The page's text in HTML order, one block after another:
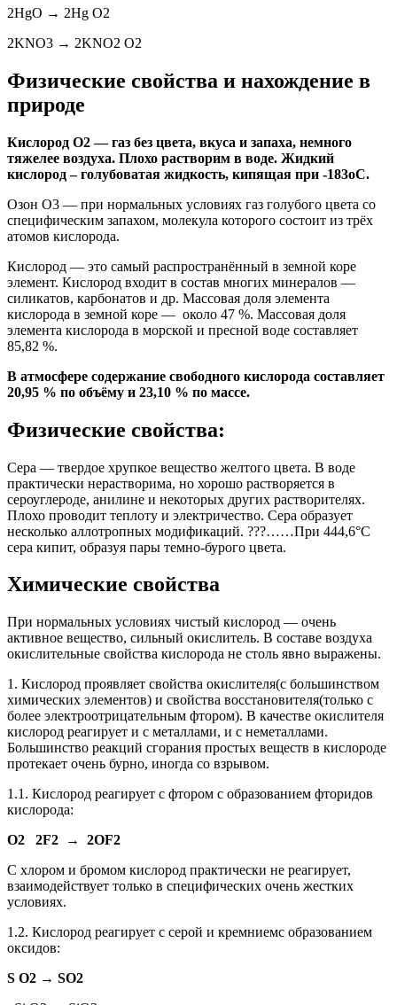
2HgO → 2Hg O2
2KNO3 → 2KNO2 O2
Физические свойства и нахождение в
природе
Кислород О2 — газ без цвета, вкуса и запаха, немного
тяжелее воздуха. Плохо растворим в воде. Жидкий
кислород – голубоватая жидкость, кипящая при -183оС.
Озон О3 — при нормальных условиях газ голубого цвета со
специфическим запахом, молекула которого состоит из трёх
атомов кислорода.
Кислород — это самый распространённый в земной коре
элемент. Кислород входит в состав многих минералов —
силикатов, карбонатов и др. Массовая доля элемента
кислорода в земной коре — около 47 %. Массовая доля
элемента кислорода в морской и пресной воде составляет
85,82 %.
В атмосфере содержание свободного кислорода составляет
20,95 % по объёму и 23,10 % по массе.
Физические свойства:
Сера — твердое хрупкое вещество желтого цвета. В воде
практически нерастворима, но хорошо растворяется в
сероуглероде, анилине и некоторых других растворителях.
Плохо проводит теплоту и электричество. Сера образует
несколько аллотропных модификаций. ???……При 444,6°С
сера кипит, образуя пары темно-бурого цвета.
Химические свойства
При нормальных условиях чистый кислород — очень
активное вещество, сильный окислитель. В составе воздуха
окислительные свойства кислорода не столь явно выражены.
1. Кислород проявляет свойства окислителя(с большинством
химических элементов) и свойства восстановителя(только с
более электроотрицательным фтором). В качестве окислителя
кислород реагирует и с металлами, и с неметаллами.
Большинство реакций сгорания простых веществ в кислороде
протекает очень бурно, иногда со взрывом.
1.1. Кислород реагирует с фтором с образованием фторидов
кислорода:
O2 2F2 → 2OF2
С хлором и бромом кислород практически не реагирует,
взаимодействует только в специфических очень жестких
условиях.
1.2. Кислород реагирует с серой и кремниемс образованием
оксидов:
S O2 → SO2